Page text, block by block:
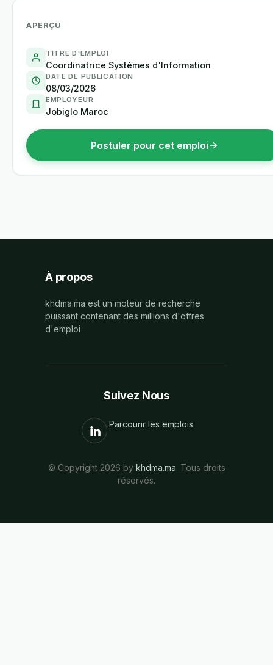
APERÇU
TITRE D'EMPLOI
Coordinatrice Systèmes d'Information
DATE DE PUBLICATION
08/03/2026
EMPLOYEUR
Jobiglo Maroc
Postuler pour cet emploi
À propos
khdma.ma est un moteur de recherche
puissant contenant des millions d'offres
d'emploi
Suivez Nous
Parcourir les emplois
© Copyright 2026 by khdma.ma. Tous droits
réservés.